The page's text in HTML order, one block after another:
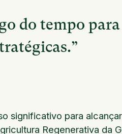
do tempo para
significativo para
Regenerativa da